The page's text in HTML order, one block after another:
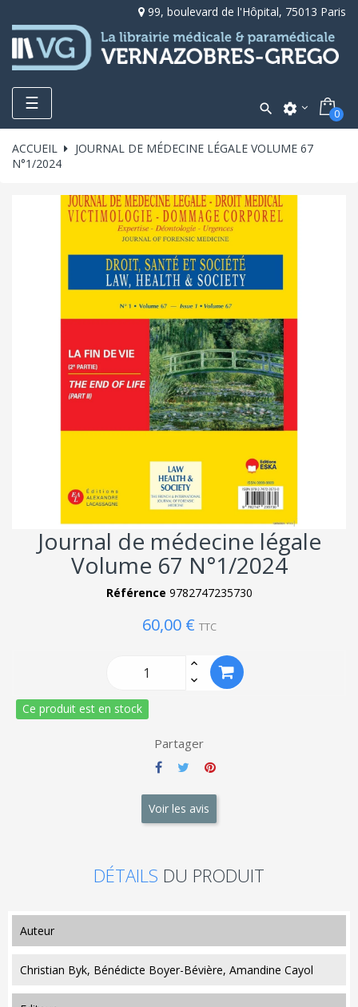
99, boulevard de l'Hôpital, 75013 Paris
Toggle
navigation
☰  settings 0
ACCUEIL
JOURNAL DE MÉDECINE LÉGALE VOLUME 67
N°1/2024
Journal de médecine légale
Volume 67 N°1/2024
Référence 9782747235730
60,00 € TTC
Ce produit est en stock
Partager
Voir les avis
DÉTAILS DU PRODUIT
auteur
Christian Byk, Bénédicte Boyer-Bévière, Amandine Cayol